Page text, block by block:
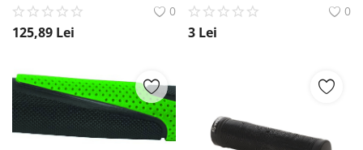
0
125,89 Lei
0
3 Lei